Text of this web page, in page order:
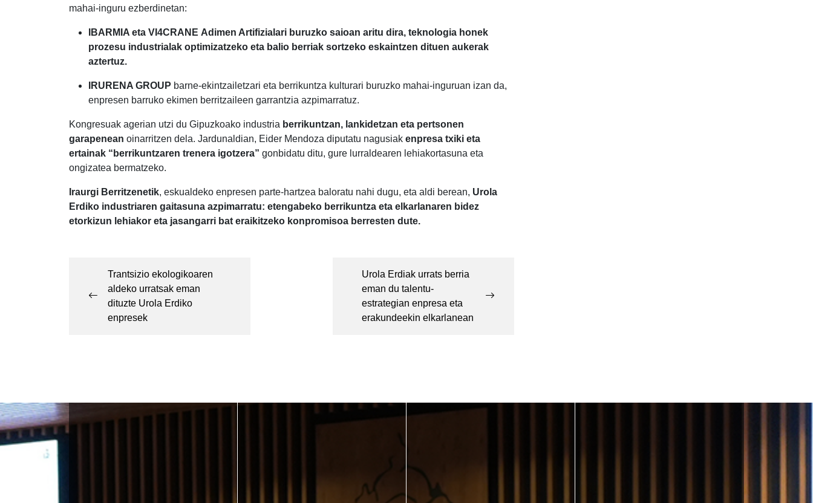
mahai-inguru ezberdinetan:
IBARMIA eta VI4CRANE Adimen Artifizialari buruzko saioan aritu dira, teknologia honek
prozesu industrialak optimizatzeko eta balio berriak sortzeko eskaintzen dituen aukerak
aztertuz.
IRURENA GROUP barne-ekintzailetzari eta berrikuntza kulturari buruzko mahai-inguruan izan da,
enpresen barruko ekimen berritzaileen garrantzia azpimarratuz.
Kongresuak agerian utzi du Gipuzkoako industria berrikuntzan, lankidetzan eta pertsonen
garapenean oinarritzen dela. Jardunaldian, Eider Mendoza diputatu nagusiak enpresa txiki eta
ertainak “berrikuntzaren trenera igotzera” gonbidatu ditu, gure lurraldearen lehiakortasuna eta
ongizatea bermatzeko.
Iraurgi Berritzenetik, eskualdeko enpresen parte-hartzea baloratu nahi dugu, eta aldi berean, Urola
Erdiko industriaren gaitasuna azpimarratu: etengabeko berrikuntza eta elkarlanaren bidez
etorkizun lehiakor eta jasangarri bat eraikitzeko konpromisoa berresten dute.
navigation
Trantsizio ekologikoaren
aldeko urratsak eman
dituzte Urola Erdiko
enpresek
Urola Erdiak urrats berria
eman du talentu-
estrategian enpresa eta
erakundeekin elkarlanean